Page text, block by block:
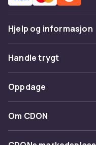
Hjelp og informasjon
Vanlige spørsmål
Spor pakke
Angre & returner her
Kontakt oss
Handle trygt
Betaling
Levering
Oppdage
Kategorier
Varemerker
Om CDON
Om oss